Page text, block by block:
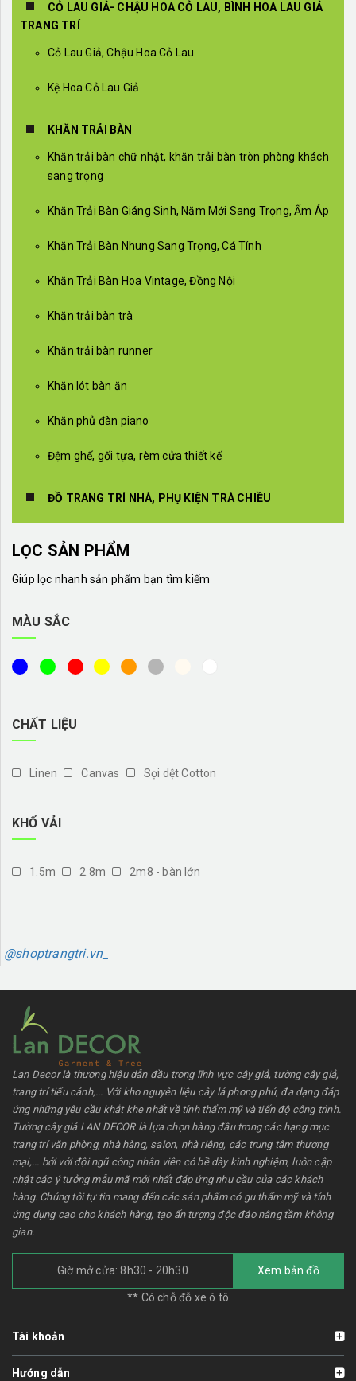
CỎ LAU GIẢ- CHẬU HOA CỎ LAU, BÌNH HOA LAU GIẢ
TRANG TRÍ
Cỏ Lau Giả, Chậu Hoa Cỏ Lau
Kệ Hoa Cỏ Lau Giả
KHĂN TRẢI BÀN
Khăn trải bàn chữ nhật, khăn trải bàn tròn phòng khách
sang trọng
Khăn Trải Bàn Giáng Sinh, Năm Mới Sang Trọng, Ấm Áp
Khăn Trải Bàn Nhung Sang Trọng, Cá Tính
Khăn Trải Bàn Hoa Vintage, Đồng Nội
Khăn trải bàn trà
Khăn trải bàn runner
Khăn lót bàn ăn
Khăn phủ đàn piano
Đệm ghế, gối tựa, rèm cửa thiết kế
ĐỒ TRANG TRÍ NHÀ, PHỤ KIỆN TRÀ CHIỀU
LỌC SẢN PHẨM
Giúp lọc nhanh sản phẩm bạn tìm kiếm
MÀU SẮC
CHẤT LIỆU
Linen Canvas Sợi dệt Cotton
KHỔ VẢI
1.5m 2.8m 2m8 - bàn lớn
@shoptrangtri.vn_
Lan Decor là thương hiệu dẫn đầu trong lĩnh vực cây giả, tường cây giả,
trang trí tiểu cảnh,... Với kho nguyên liệu cây lá phong phú, đa dạng đáp
ứng những yêu cầu khắt khe nhất về tính thẩm mỹ và tiến độ công trình.
Tường cây giả LAN DECOR là lựa chọn hàng đầu trong các hạng mục
trang trí văn phòng, nhà hàng, salon, nhà riêng, các trung tâm thương
mại,... bởi với đội ngũ công nhân viên có bề dày kinh nghiệm, luôn cập
nhật các ý tưởng mẫu mã mới nhất đáp ứng nhu cầu của các khách
hàng. Chúng tôi tự tin mang đến các sản phẩm có gu thẩm mỹ và tính
ứng dụng cao cho khách hàng, tạo ấn tượng độc đáo nâng tầm không
gian.
Giờ mở cửa: 8h30 - 20h30 Xem bản đồ
** Có chỗ đỗ xe ô tô
Tài khoản
Hướng dẫn